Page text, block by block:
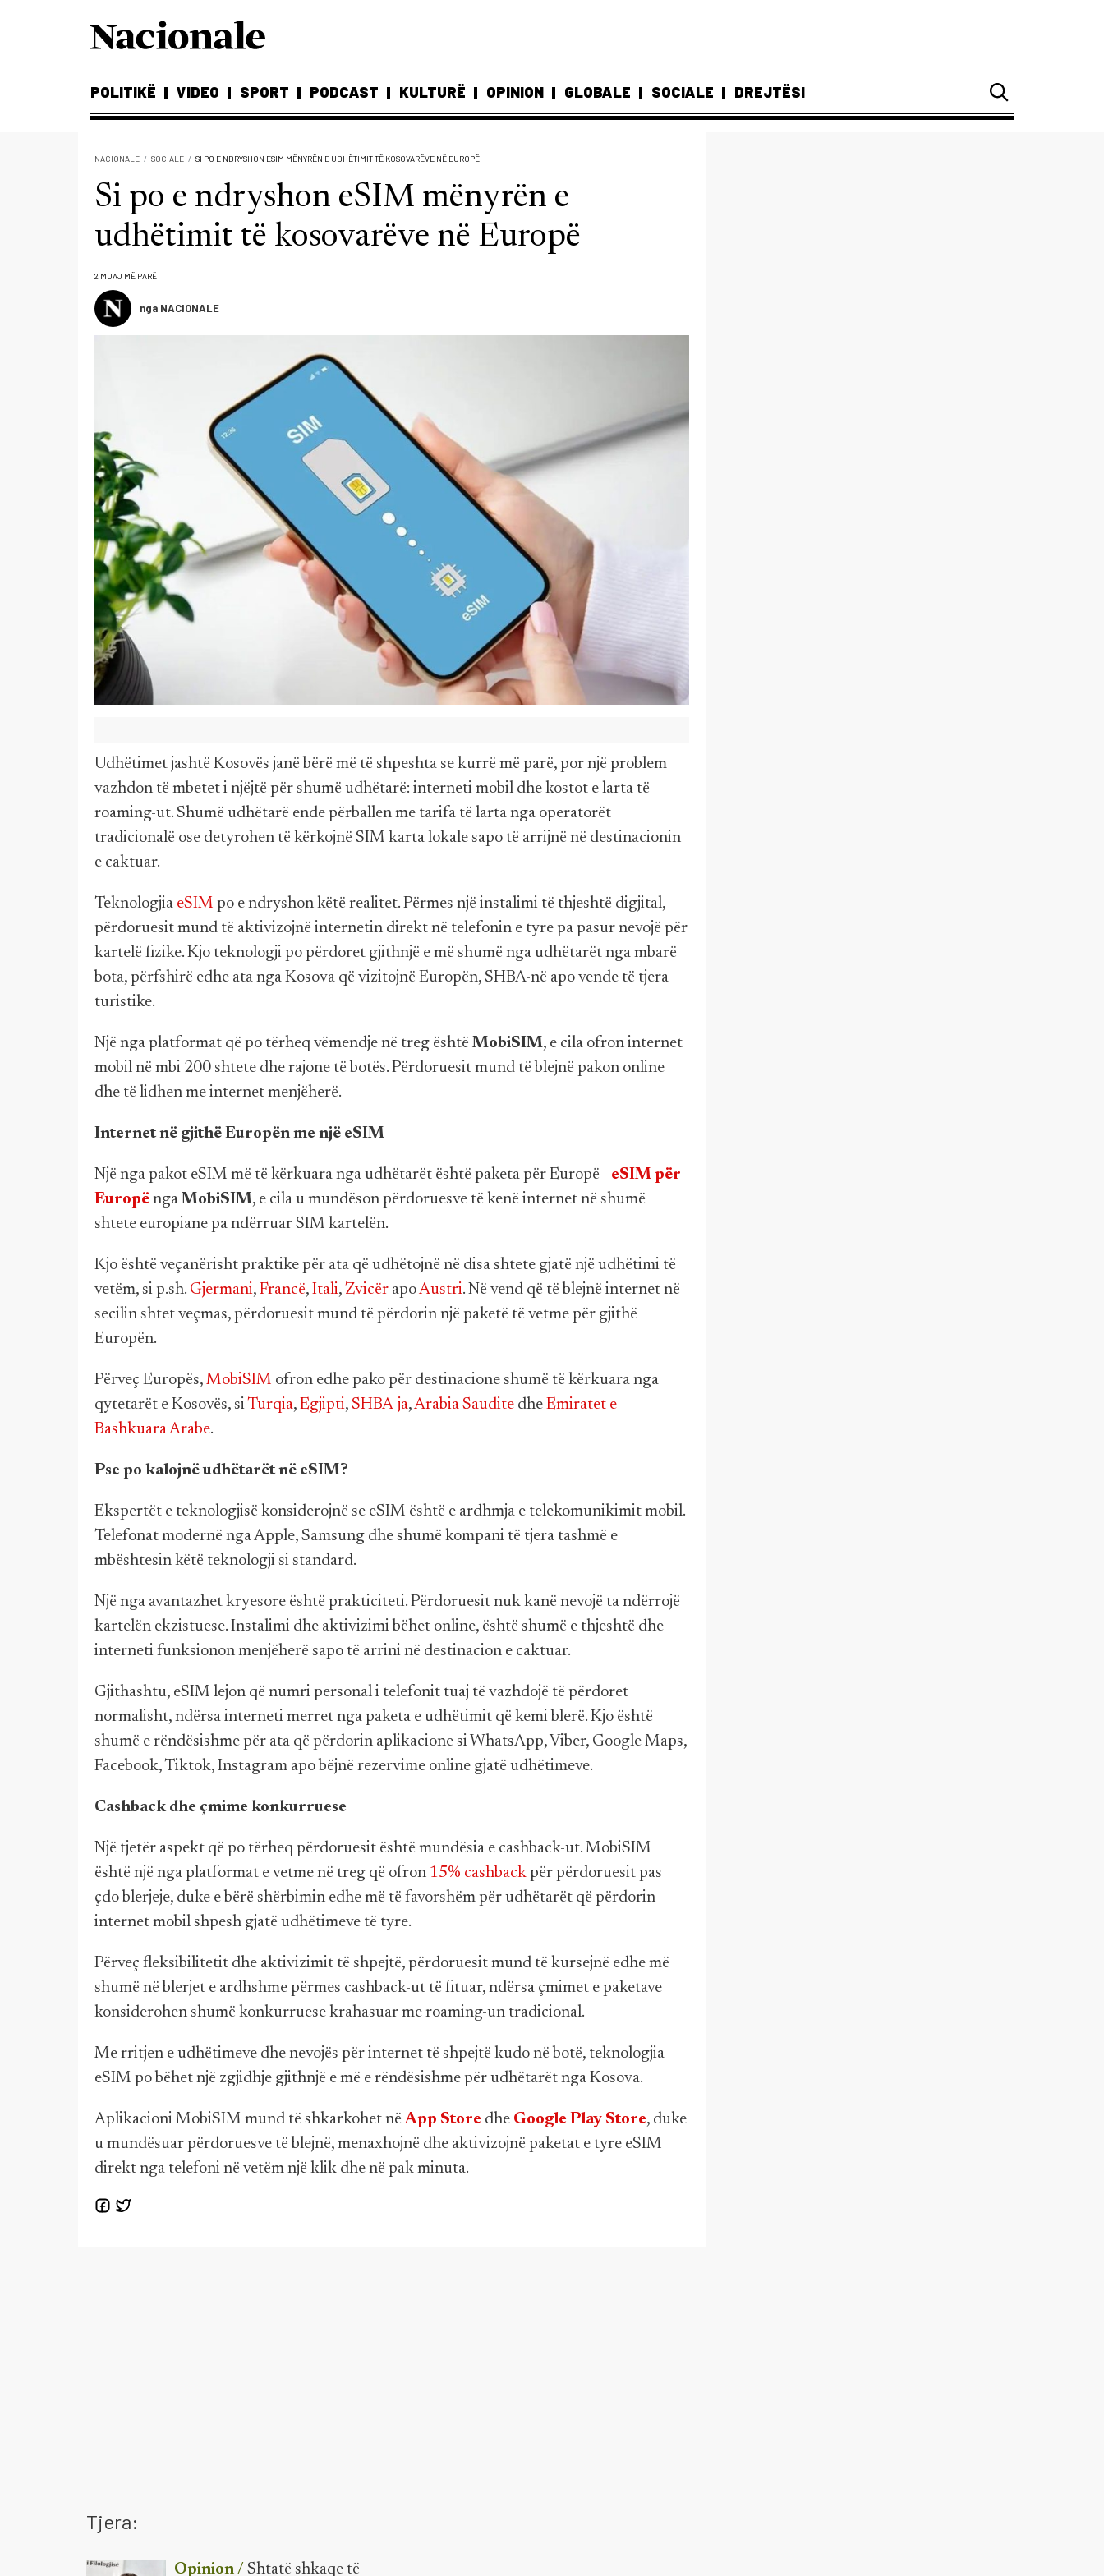
POLITIKË VIDEO SPORT PODCAST KULTURË OPINION GLOBALE SOCIALE DREJTËSI
NACIONALE SOCIALE SI PO E NDRYSHON ESIM MËNYRËN E UDHËTIMIT TË KOSOVARËVE NË EUROPË
Si po e ndryshon eSIM mënyrën e
udhëtimit të kosovarëve në Europë
2 MUAJ MË PARË
nga NACIONALE
Udhëtimet jashtë Kosovës janë bërë më të shpeshta se kurrë më parë, por një problem
vazhdon të mbetet i njëjtë për shumë udhëtarë: interneti mobil dhe kostot e larta të
roaming-ut. Shumë udhëtarë ende përballen me tarifa të larta nga operatorët
tradicionalë ose detyrohen të kërkojnë SIM karta lokale sapo të arrijnë në destinacionin
e caktuar.
Teknologjia eSIM po e ndryshon këtë realitet. Përmes një instalimi të thjeshtë digjital,
përdoruesit mund të aktivizojnë internetin direkt në telefonin e tyre pa pasur nevojë për
kartelë fizike. Kjo teknologji po përdoret gjithnjë e më shumë nga udhëtarët nga mbarë
bota, përfshirë edhe ata nga Kosova që vizitojnë Europën, SHBA-në apo vende të tjera
turistike.
Një nga platformat që po tërheq vëmendje në treg është MobiSIM, e cila ofron internet
mobil në mbi 200 shtete dhe rajone të botës. Përdoruesit mund të blejnë pakon online
dhe të lidhen me internet menjëherë.
Internet në gjithë Europën me një eSIM
Një nga pakot eSIM më të kërkuara nga udhëtarët është paketa për Europë - eSIM për
Europë nga MobiSIM, e cila u mundëson përdoruesve të kenë internet në shumë
shtete europiane pa ndërruar SIM kartelën.
Kjo është veçanërisht praktike për ata që udhëtojnë në disa shtete gjatë një udhëtimi të
vetëm, si p.sh. Gjermani, Francë, Itali, Zvicër apoAustri. Në vend që të blejnë internet në
secilin shtet veçmas, përdoruesit mund të përdorin një paketë të vetme për gjithë
Europën.
Përveç Europës, MobiSIM ofron edhe pako për destinacione shumë të kërkuara nga
qytetarët e Kosovës, siTurqia, Egjipti, SHBA-ja,Arabia Saudite dhe Emiratet e
Bashkuara Arabe.
Pse po kalojnë udhëtarët në eSIM?
Ekspertët e teknologjisë konsiderojnë se eSIM është e ardhmja e telekomunikimit mobil.
Telefonat modernë nga Apple, Samsung dhe shumë kompani të tjera tashmë e
mbështesin këtë teknologji si standard.
Një nga avantazhet kryesore është prakticiteti. Përdoruesit nuk kanë nevojë ta ndërrojë
kartelën ekzistuese. Instalimi dhe aktivizimi bëhet online, është shumë e thjeshtë dhe
interneti funksionon menjëherë sapo të arrini në destinacion e caktuar.
Gjithashtu, eSIM lejon që numri personal i telefonit tuaj të vazhdojë të përdoret
normalisht, ndërsa interneti merret nga paketa e udhëtimit që kemi blerë. Kjo është
shumë e rëndësishme për ata që përdorin aplikacione si WhatsApp, Viber, Google Maps,
Facebook, Tiktok, Instagram apo bëjnë rezervime online gjatë udhëtimeve.
Cashback dhe çmime konkurruese
Një tjetër aspekt që po tërheq përdoruesit është mundësia e cashback-ut. MobiSIM
është një nga platformat e vetme në treg që ofron 15% cashback për përdoruesit pas
çdo blerjeje, duke e bërë shërbimin edhe më të favorshëm për udhëtarët që përdorin
internet mobil shpesh gjatë udhëtimeve të tyre.
Përveç fleksibilitetit dhe aktivizimit të shpejtë, përdoruesit mund të kursejnë edhe më
shumë në blerjet e ardhshme përmes cashback-ut të fituar, ndërsa çmimet e paketave
konsiderohen shumë konkurruese krahasuar me roaming-un tradicional.
Me rritjen e udhëtimeve dhe nevojës për internet të shpejtë kudo në botë, teknologjia
eSIM po bëhet një zgjidhje gjithnjë e më e rëndësishme për udhëtarët nga Kosova.
Aplikacioni MobiSIM mund të shkarkohet nëApp Store dhe Google Play Store, duke
u mundësuar përdoruesve të blejnë, menaxhojnë dhe aktivizojnë paketat e tyre eSIM
direkt nga telefoni në vetëm një klik dhe në pak minuta.
Tjera:
Opinion /Shtatë shkaqe të